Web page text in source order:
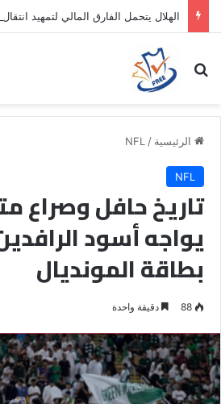
بحث عن
الرئيسية /
NFL
NFL
تاريخ حافل وصراع
يواجه أسود
بطاقة المونديال
88 دقيقة واحدة